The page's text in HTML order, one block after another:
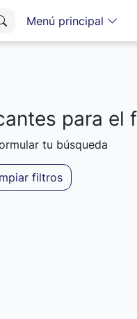
Menú principal
para el
tu búsqueda
filtros